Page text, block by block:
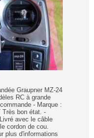
Graupner MZ-24
RC à grande
- Marque :
Très bon état. -
avec le câble
cordon de cou.
plus d'informations